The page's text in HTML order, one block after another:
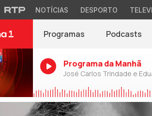
NOTÍCIAS DESPORTO
Programas Podcasts
Programa da Manhã
José Carlos Trindade e